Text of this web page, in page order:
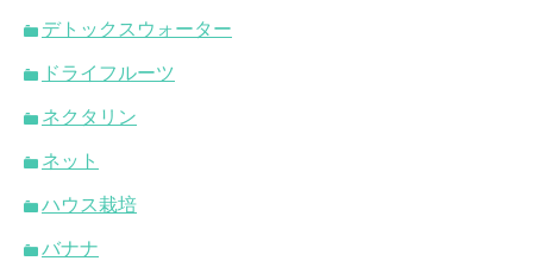
デトックスウォーター
ドライフルーツ
ネクタリン
ネット
ハウス栽培
バナナ